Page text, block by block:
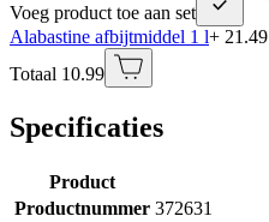
Voeg product toe aan set
Alabastine afbijtmiddel 1 l+ 21.49
Totaal 10.99
Specificaties
Product
Productnummer 372631